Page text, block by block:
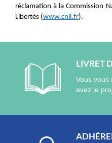
réclamation à la Commission
Libertés (www.cnil.fr).
LIVRET
Vous vous
avez le